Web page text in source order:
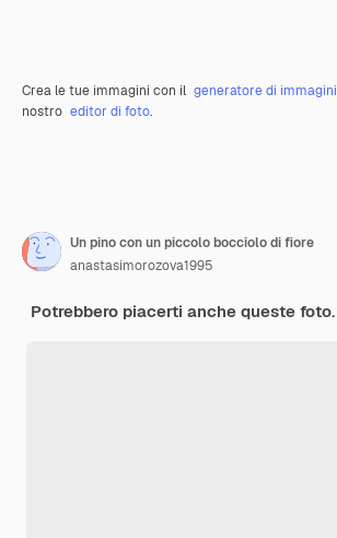
Crea le tue immagini con il generatore di immagini
nostro editor di foto.
Un pino con un piccolo bocciolo di fiore
anastasimorozova1995
Potrebbero piacerti anche queste foto.